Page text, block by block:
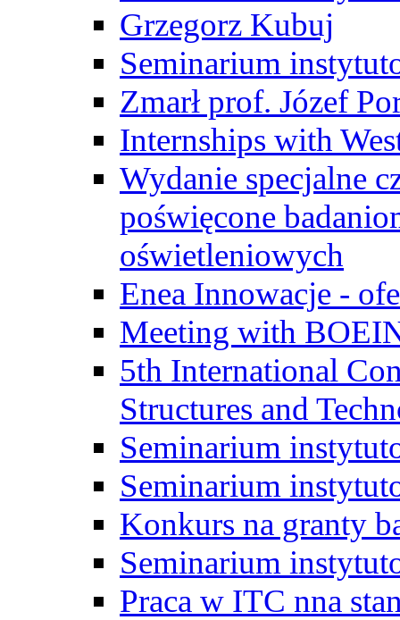
Grzegorz Kubuj
Seminarium
Zmarł prof. Józef
Internships with
Wydanie specjalne
poświęcone
oświetleniowych
Enea Innowacje -
Meeting with
5th International
Structures and
Seminarium
Seminarium
Konkurs na granty
Seminarium
Praca w ITC nna